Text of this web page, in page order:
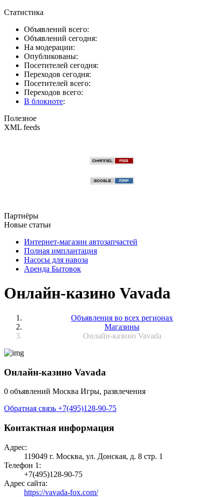
Статистика
Объявлений всего:
Объявлений сегодня:
На модерации:
Опубликованы:
Посетителей сегодня:
Переходов сегодня:
Посетителей всего:
Переходов всего:
В блокноте:
Полезное
XML feeds
Партнёры
Новые статьи
Интернет-магазин автозапчастей
Полная имплантация
Насосы для навоза
Аренда Бытовок
Онлайн-казино Vavada
Объявления во всех регионах
Магазины
Онлайн-казино Vavada
Онлайн-казино Vavada
0 объявлений Москва Игры, развлечения
Обратная связь +7(495)128-90-75
Контактная информация
Адрес:
119049 г. Москва, ул. Донская, д. 8 стр. 1
Телефон 1:
+7(495)128-90-75
Адрес сайта:
https://vavada-fox.com/